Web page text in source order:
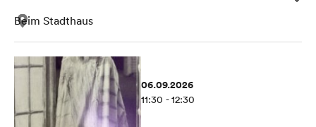
Beim Stadthaus
06.09.2026
11:30 - 12:30